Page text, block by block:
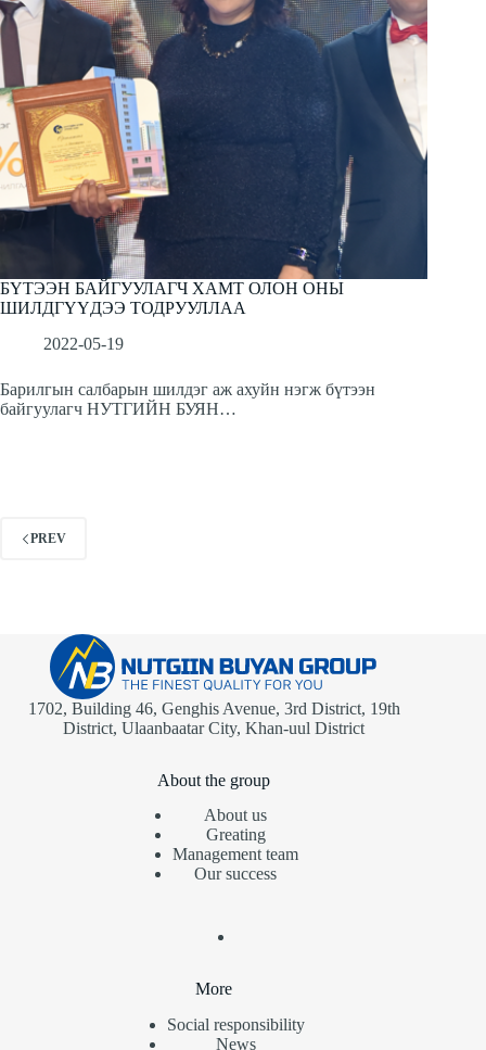
БҮТЭЭН БАЙГУУЛАГЧ ХАМТ ОЛОН ОНЫ
ШИЛДГҮҮДЭЭ ТОДРУУЛЛАА
2022-05-19
Барилгын салбарын шилдэг аж ахуйн нэгж бүтээн
байгуулагч НУТГИЙН БУЯН…
PREV
1702, Building 46, Genghis Avenue, 3rd District, 19th
District, Ulaanbaatar City, Khan-uul District
About the group
About us
Greating
Management team
Our success
More
Social responsibility
News